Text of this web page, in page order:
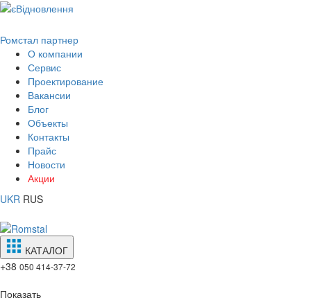
Ромстал партнер
О компании
Сервис
Проектирование
Вакансии
Блог
Объекты
Контакты
Прайс
Новости
Акции
UKR RUS
КАТАЛОГ
+38 050 414-37-72
Показать